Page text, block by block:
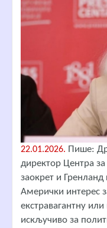
22.01.2026. Пише:
директор Центра
заокрет и
Амерички интерес
екстравагантну
искључиво за